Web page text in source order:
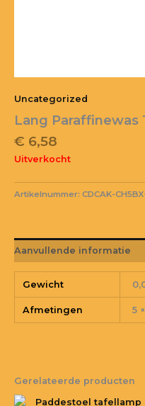
Uncategorized
Lang Paraffinewas
€ 6,58
Uitverkocht
Artikelnummer: CDCAK-
Aanvullende informatie
Gewicht
Afmetingen 5
Gerelateerde producten